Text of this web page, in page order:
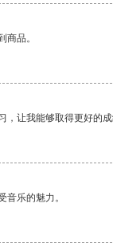
商品。
，让我能够取得更好的
乐的魅力。